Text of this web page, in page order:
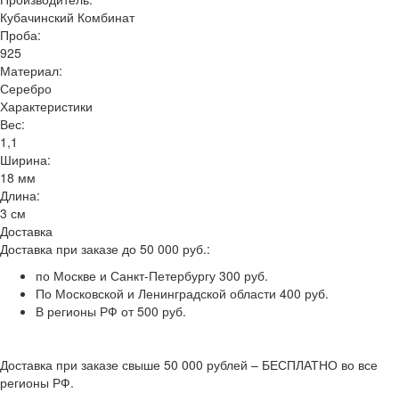
Кубачинский Комбинат
Проба:
925
Материал:
Серебро
Характеристики
Вес:
1,1
Ширина:
18 мм
Длина:
3 см
Доставка
Доставка при заказе до 50 000 руб.:
по Москве и Санкт-Петербургу 300 руб.
По Московской и Ленинградской области 400 руб.
В регионы РФ от 500 руб.
Доставка при заказе свыше 50 000 рублей – БЕСПЛАТНО во все
регионы РФ.